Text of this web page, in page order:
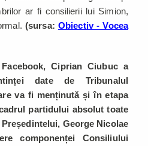
ar fi consilierii lui Simion,
(sursa:Obiectiv - Vocea
Ciprian Ciubuc a
date de Tribunalul
va fi menținută și în etapa
partidului absolut toate
George Nicolae
componenței Consiliului